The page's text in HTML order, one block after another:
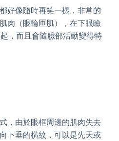
好像隨時再笑一樣，非常的
肉（眼輪匝肌），在下眼瞼
，而且會隨臉部活動變得特
，由於眼框周邊的肌肉失去
下垂的橫紋，可以是先天或